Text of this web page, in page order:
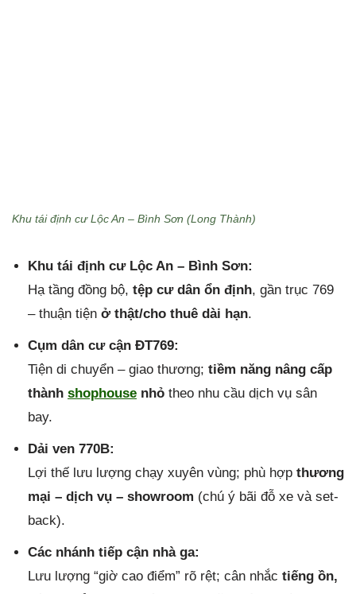
Khu tái định cư Lộc An – Bình Sơn (Long Thành)
Khu tái định cư Lộc An – Bình Sơn:
Hạ tầng đồng bộ, tệp cư dân ổn định, gần trục 769
– thuận tiện ở thật/cho thuê dài hạn.
Cụm dân cư cận ĐT769:
Tiện di chuyển – giao thương; tiềm năng nâng cấp
thành shophouse nhỏ theo nhu cầu dịch vụ sân
bay.
Dải ven 770B:
Lợi thế lưu lượng chạy xuyên vùng; phù hợp thương
mại – dịch vụ – showroom (chú ý bãi đỗ xe và set-
back).
Các nhánh tiếp cận nhà ga:
Lưu lượng “giờ cao điểm” rõ rệt; cân nhắc tiếng ồn,